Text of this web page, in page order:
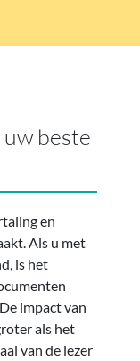
beste
en
Als u met
is het
impact van
als het
van de lezer